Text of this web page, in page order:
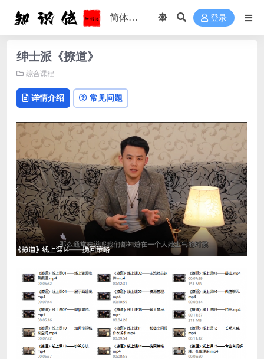
登录
绅士派《撩道》
综合课程
详情介绍 常见问题